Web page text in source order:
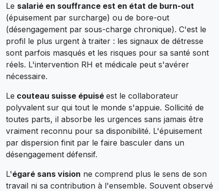
Le salarié en souffrance est en état de burn-out
(épuisement par surcharge) ou de bore-out
(désengagement par sous-charge chronique). C'est le
profil le plus urgent à traiter : les signaux de détresse
sont parfois masqués et les risques pour sa santé sont
réels. L'intervention RH et médicale peut s'avérer
nécessaire.
Le couteau suisse épuisé est le collaborateur
polyvalent sur qui tout le monde s'appuie. Sollicité de
toutes parts, il absorbe les urgences sans jamais être
vraiment reconnu pour sa disponibilité. L'épuisement
par dispersion finit par le faire basculer dans un
désengagement défensif.
L'égaré sans vision ne comprend plus le sens de son
travail ni sa contribution à l'ensemble. Souvent observé